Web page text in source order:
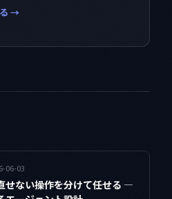
る →
06-03
せない操作を分けて任せる —